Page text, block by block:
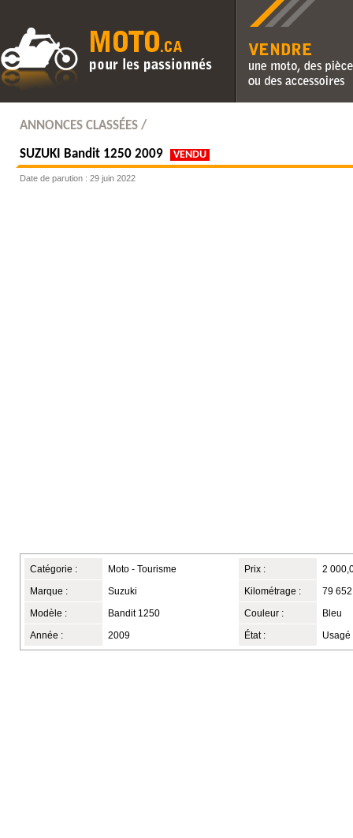
Vendre une moto, des
des accessoires
ANNONCES CLASSÉES /
SUZUKI Bandit 1250 2009 VENDU
Date de parution : 29 juin 2022
Catégorie : Moto - Tourisme
Marque : Suzuki
Modèle : Bandit 1250
Année : 2009
Prix : 2
Kilométrage : 79
Couleur : Bleu
État : Usagé